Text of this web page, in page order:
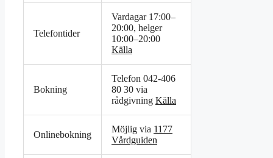
Telefontider
Vardagar 17:00–
20:00, helger
10:00–20:00
Källa
Bokning
Telefon 042-406
80 30 via
rådgivning Källa
Onlinebokning
Möjlig via 1177
Vårdguiden